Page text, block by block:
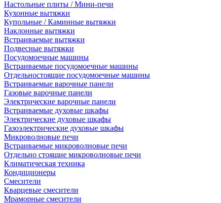
Настольные плиты / Мини-печи
Кухонные вытяжки
Купольные / Каминные вытяжки
Наклонные вытяжки
Встраиваемые вытяжки
Подвесные вытяжки
Посудомоечные машины
Встраиваемые посудомоечные машины
Отдельностоящие посудомоечные машины
Встраиваемые варочные панели
Газовые варочные панели
Электрические варочные панели
Встраиваемые духовые шкафы
Электрические духовые шкафы
Газоэлектрические духовые шкафы
Микроволновые печи
Встраиваемые микроволновые печи
Отдельно стоящие микроволновые печи
Климатическая техника
Кондиционеры
Смесители
Кварцевые смесители
Мраморные смесители